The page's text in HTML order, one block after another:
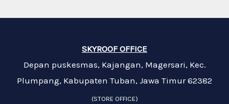
SKYROOF OFFICE
Depan puskesmas, Kajangan, Magersari, Kec.
Plumpang, Kabupaten Tuban, Jawa Timur 62382
(STORE OFFICE)